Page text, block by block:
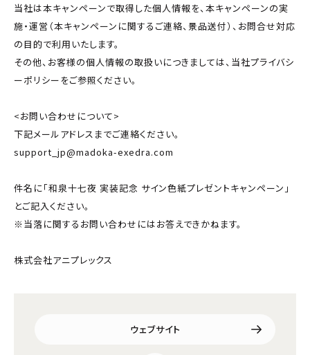
当社は本キャンペーンで取得した個人情報を、本キャンペーンの実
施・運営（本キャンペーンに関するご連絡、景品送付）、お問合せ対応
の目的で利用いたします。
その他、お客様の個人情報の取扱いにつきましては、当社プライバシ
ーポリシーをご参照ください。
<お問い合わせについて>
下記メールアドレスまでご連絡ください。
support_jp@madoka-exedra.com
件名に「和泉十七夜 実装記念 サイン色紙プレゼントキャンペーン」
とご記入ください。
※当落に関するお問い合わせにはお答えできかねます。
株式会社アニプレックス
ウェブサイト